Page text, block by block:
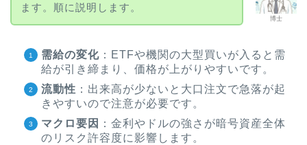
博士
ます。順に説明します。
需給の変化 ：ETFや機関の大型買いが入ると需
給が引き締まり、価格が上がりやすいです。
流動性 ：出来高が少ないと大口注文で急落が起
きやすいので注意が必要です。
マクロ要因
：金利やドルの強さが暗号資産全体
のリスク許容度に影響します。